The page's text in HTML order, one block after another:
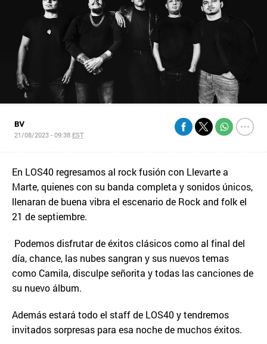
BV
21/08/2023 - 09:38 EST
En LOS40 regresamos al rock fusión con Llevarte a
Marte, quienes con su banda completa y sonidos únicos,
llenaran de buena vibra el escenario de Rock and folk el
21 de septiembre.
Podemos disfrutar de éxitos clásicos como al final del
día, chance, las nubes sangran y sus nuevos temas
como Camila, disculpe señorita y todas las canciones de
su nuevo álbum.
Además estará todo el staff de LOS40 y tendremos
invitados sorpresas para esa noche de muchos éxitos.